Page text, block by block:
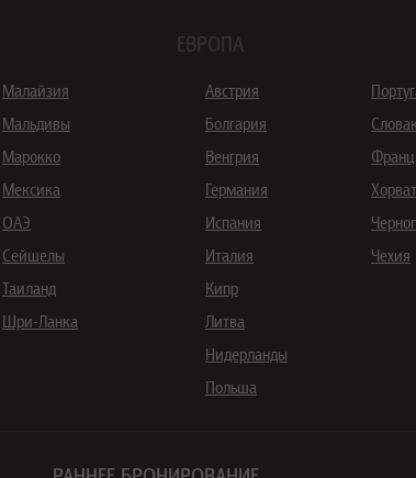
Малайзия
Мальдивы
Марокко
Мексика
ОАЭ
Сейшелы
Таиланд
Шри-Ланка
ЕВРОПА
Австрия
Болгария
Венгрия
Германия
Испания
Италия
Кипр
Литва
Нидерланды
Польша
Чехия